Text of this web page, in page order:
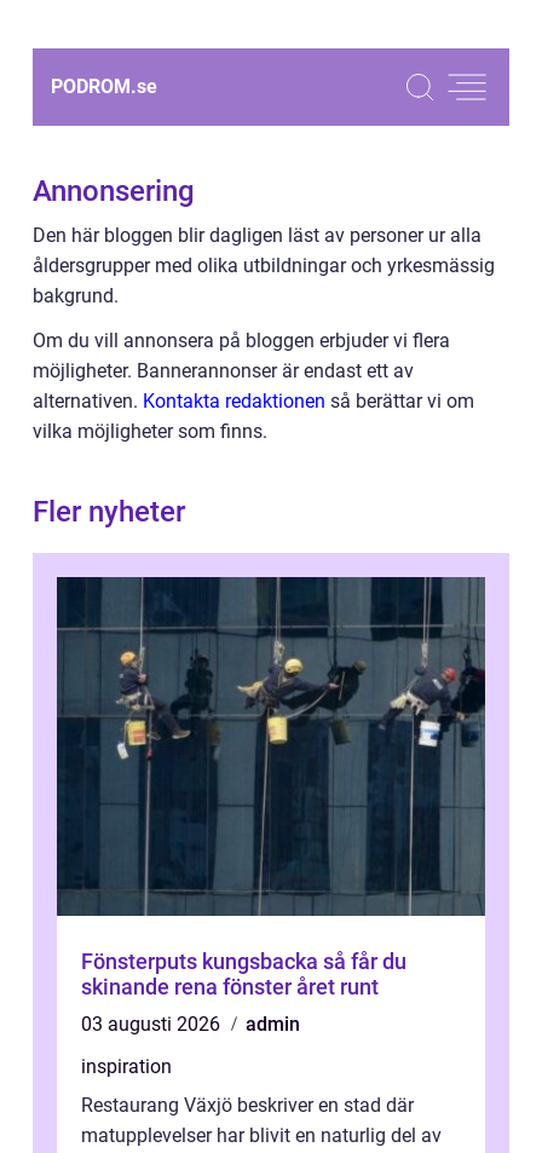
PODROM.se
Annonsering
Den här bloggen blir dagligen läst av personer ur alla
åldersgrupper med olika utbildningar och yrkesmässig
bakgrund.
Om du vill annonsera på bloggen erbjuder vi flera
möjligheter. Bannerannonser är endast ett av
alternativen. Kontakta redaktionen så berättar vi om
vilka möjligheter som finns.
Fler nyheter
Fönsterputs kungsbacka så får du
skinande rena fönster året runt
03 augusti 2026
admin
inspiration
Restaurang Växjö beskriver en stad där
matupplevelser har blivit en naturlig del av